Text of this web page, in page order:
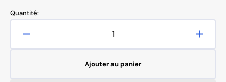
Quantité:
la
la
Ajouter au panier